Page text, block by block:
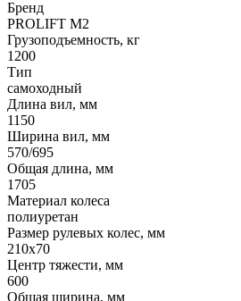
Бренд
PROLIFT M2
Грузоподъемность, кг
1200
Тип
самоходный
Длина вил, мм
1150
Ширина вил, мм
570/695
Общая длина, мм
1705
Материал колеса
полиуретан
Размер рулевых колес, мм
210x70
Центр тяжести, мм
600
Общая ширина, мм